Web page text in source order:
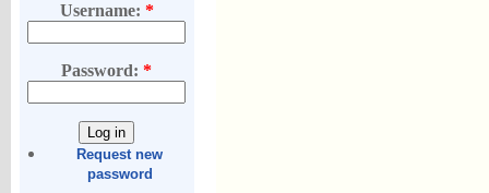
Username: *
Password:*
Request new
password